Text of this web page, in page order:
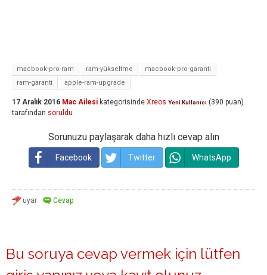
macbook-pro-ram ram-yükseltme
macbook-pro-garanti
ram-garanti
apple-ram-upgrade
17 Aralık 2016 Mac Ailesi kategorisinde Xreos Yeni Kullanıcı (390 puan)
tarafından soruldu
Sorunuzu paylaşarak daha hızlı cevap alın
Facebook Twitter WhatsApp
Bu soruya cevap vermek için lütfen